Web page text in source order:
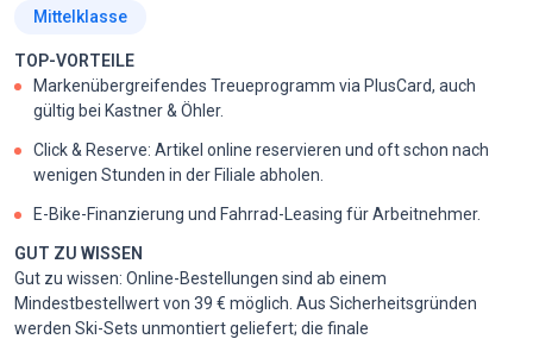
Mittelklasse
TOP-VORTEILE
Markenübergreifendes Treueprogramm via PlusCard, auch
gültig bei Kastner & Öhler.
Click & Reserve: Artikel online reservieren und oft schon nach
wenigen Stunden in der Filiale abholen.
E-Bike-Finanzierung und Fahrrad-Leasing für Arbeitnehmer.
GUT ZU WISSEN
Gut zu wissen: Online-Bestellungen sind ab einem
Mindestbestellwert von 39 € möglich. Aus Sicherheitsgründen
werden Ski-Sets unmontiert geliefert; die finale